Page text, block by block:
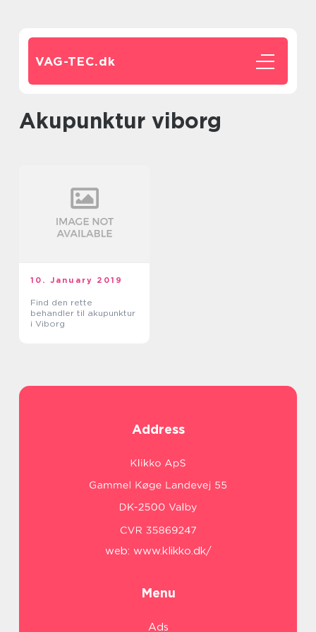
VAG-TEC.dk
akupunktur viborg
10. January 2019
Find den rette
behandler til akupunktur
i Viborg
Address
web: www.klikko.dk/
Menu
Ads